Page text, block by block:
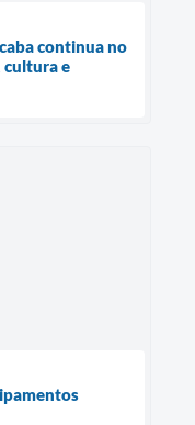
continua no
cultura e